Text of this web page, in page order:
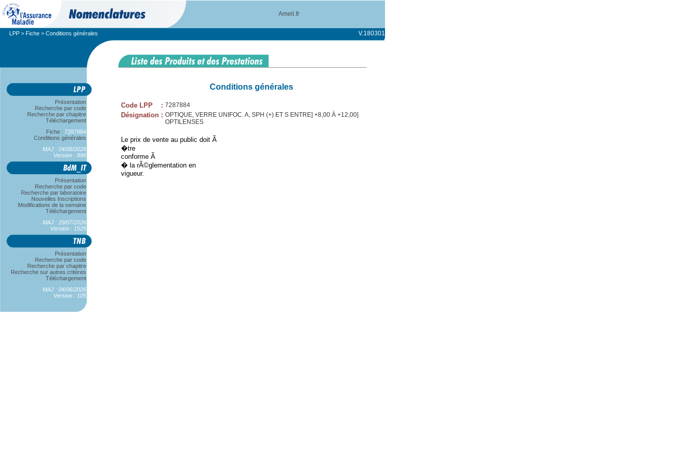
Ameli.fr
LPP > Fiche > Conditions générales V.180301
Présentation
Recherche par code
Recherche par chapitre
Téléchargement
Fiche : 7287884
Conditions générales
MAJ : 04/08/2026
Version : 896
Présentation
Recherche par code
Recherche par laboratoire
Nouvelles Inscriptions
Modifications de la semaine
Téléchargement
MAJ : 29/07/2026
Version : 1525
Présentation
Recherche par code
Recherche par chapitre
Recherche sur autres critères
Téléchargement
MAJ : 04/06/2026
Version : 105
Conditions générales
Code LPP : 7287884
Désignation : OPTIQUE, VERRE UNIFOC. A, SPH (+) ET S ENTRE] +8,00 À +12,00]
OPTILENSES
Le prix de vente au public doit Ã
�tre
conforme Ã
� la rÃ©glementation en
vigueur.